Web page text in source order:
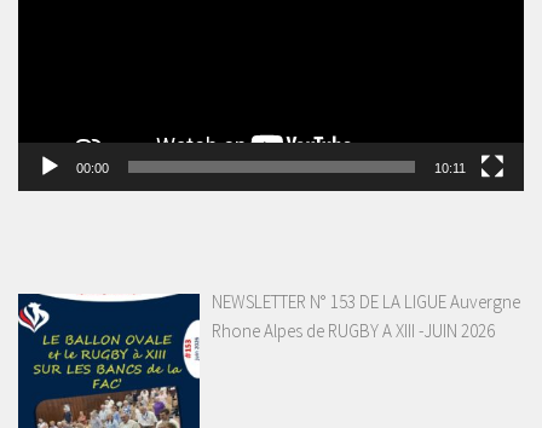
00:00 10:11
NEWSLETTER N° 153 DE LA LIGUE Auvergne
Rhone Alpes de RUGBY A XIII -JUIN 2026